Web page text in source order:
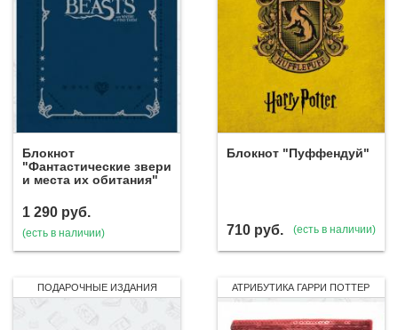
Блокнот
"Фантастические звери
и места их обитания"
1 290 руб.
(есть в наличии)
Блокнот "Пуффендуй"
710 руб. (есть в наличии)
ПОДАРОЧНЫЕ ИЗДАНИЯ АТРИБУТИКА ГАРРИ ПОТТЕР